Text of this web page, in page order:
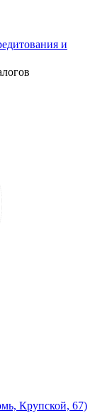
и
Крупской, 67)